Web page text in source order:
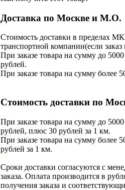
Доставка по Москве и М.О.
Стоимость доставки в пределах
транспортной компании(если заказ
При заказе товара на сумму до
рублей.
При заказе товара на сумму более
Стоимость доставки по
При заказе товара на сумму до
рублей, плюс 30 рублей за 1 км.
При заказе товара на сумму более
рублей за 1 км.
Сроки доставки согласуются с
заказа. Оплата производится в
получения заказа и